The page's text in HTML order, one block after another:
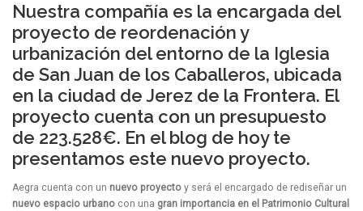
Nuestra compañía es la encargada del
proyecto de reordenación y
urbanización del entorno de la Iglesia
de San Juan de los Caballeros, ubicada
en la ciudad de Jerez de la Frontera. El
proyecto cuenta con un presupuesto
de 223.528€. En el blog de hoy te
presentamos este nuevo proyecto.
Aegra cuenta con un nuevo proyecto y será el encargado de rediseñar un
nuevo espacio urbano con una gran importancia en el Patrimonio Cultural